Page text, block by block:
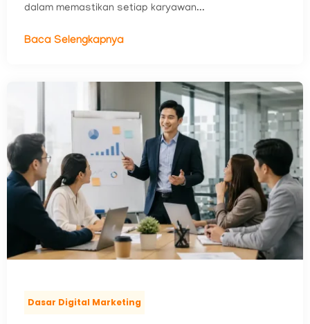
dalam memastikan setiap karyawan...
Baca Selengkapnya
Dasar Digital Marketing